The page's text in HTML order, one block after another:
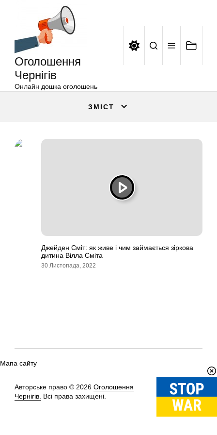
Оголошення
Чернігів
Онлайн дошка оголошень
ЗМІСТ
Джейден Сміт: як живе і чим займається зіркова
дитина Вілла Сміта
30 Листопада, 2022
Мапа сайту
Авторське право © 2026 Оголошення
Чернігів. Всі права захищені.
Вгору↑